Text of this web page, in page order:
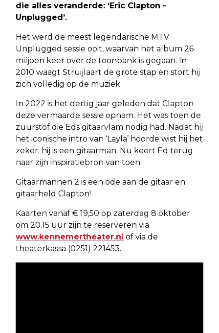
die alles veranderde: ‘Eric Clapton -
Unplugged’.
Het werd de meest legendarische MTV
Unplugged sessie ooit, waarvan het album 26
miljoen keer over de toonbank is gegaan. In
2010 waagt Struijlaart de grote stap en stort hij
zich volledig op de muziek.
In 2022 is het dertig jaar geleden dat Clapton
deze vermaarde sessie opnam. Het was toen de
zuurstof die Eds gitaarvlam nodig had. Nadat hij
het iconische intro van ‘Layla’ hoorde wist hij het
zeker: hij is een gitaarman. Nu keert Ed terug
naar zijn inspiratiebron van toen.
Gitaarmannen 2 is een ode aan de gitaar en
gitaarheld Clapton!
Kaarten vanaf € 19,50 op zaterdag 8 oktober
om 20.15 uur zijn te reserveren via
www.kennemertheater.nl of via de
theaterkassa (0251) 221453.